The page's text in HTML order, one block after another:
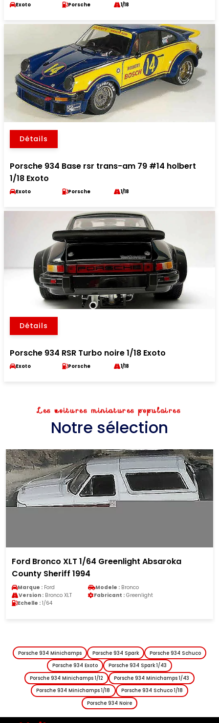
Exoto Porsche 1/18
Détails
Porsche 934 Base rsr trans-am 79 #14 holbert
1/18 Exoto
Exoto Porsche 1/18
Détails
Porsche 934 RSR Turbo noire 1/18 Exoto
Exoto Porsche 1/18
Les voitures miniatures populaires
Notre sélection
Ford Bronco XLT 1/64 Greenlight Absaroka
County Sheriff 1994
Marque : Ford Modele : Bronco
Version : Bronco XLT Fabricant : Greenlight
Echelle : 1/64
Porsche 934 Minichamps Porsche 934 Spark
Porsche 934 Schuco
Porsche 934 Exoto
Porsche 934 Spark 1/43
Porsche 934 Minichamps 1/12
Porsche 934 Minichamps 1/43
Porsche 934 Minichamps 1/18
Porsche 934 Schuco 1/18
Porsche 934 Noire